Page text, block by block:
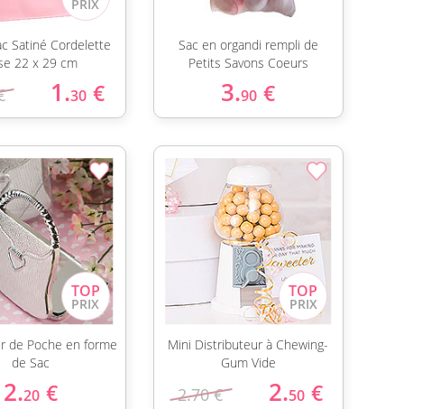
Satiné Cordelette
22 x 29 cm
1.30 €
Sac en organdi rempli de
Petits Savons Coeurs
3.90 €
de Poche en forme
de Sac
2.20 €
Mini Distributeur à Chewing-
Gum Vide
2.70 € 2.50 €